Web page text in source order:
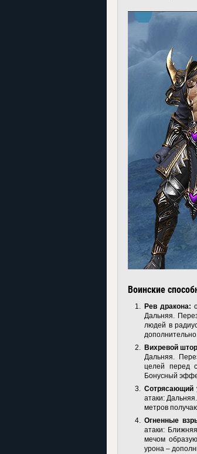
Воинские
Рев дракона:
Дальняя.
людей в
Вихревой
Дальняя.
целей перед
Бонусный
Сотрясающий
атаки:
метров
Огненные
атаки:
мечом
урона –